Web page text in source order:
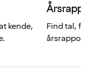
kende,
Find tal,